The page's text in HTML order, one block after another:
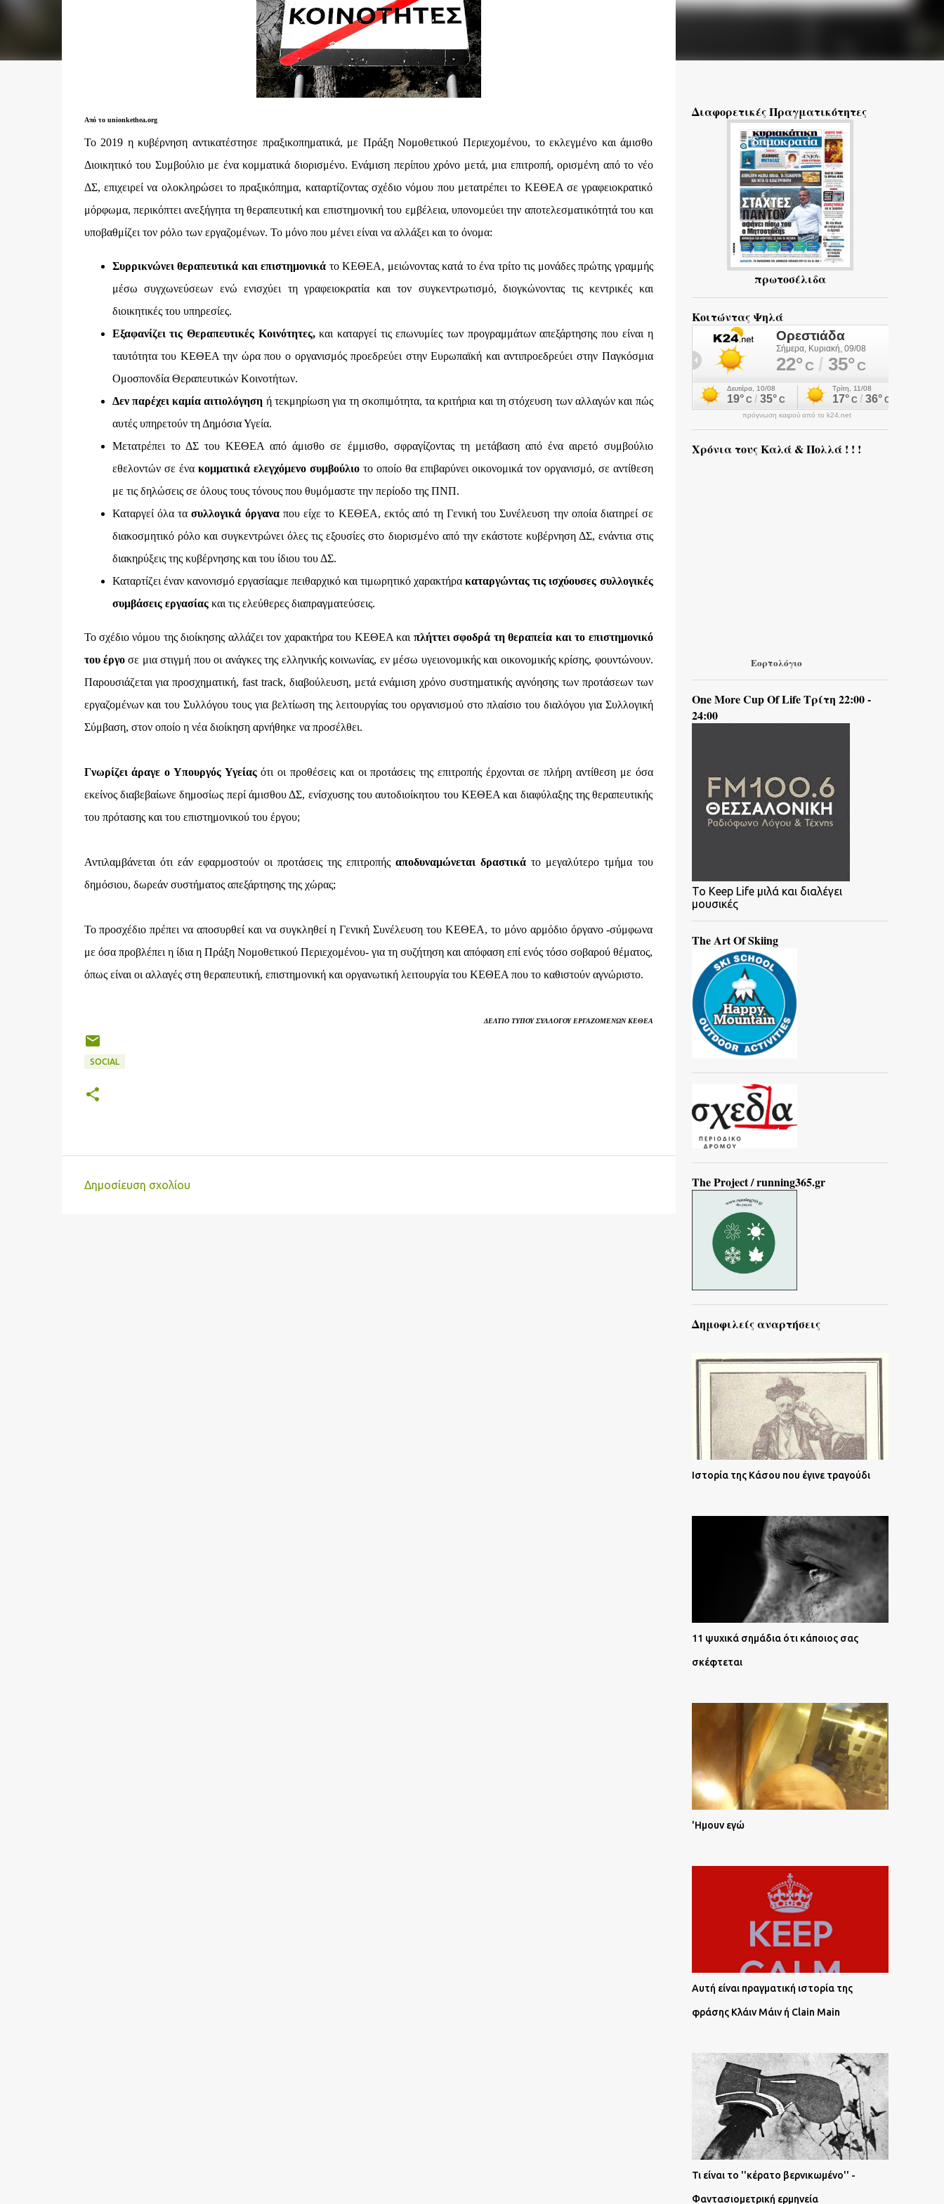
Από το unionkethea.org
Το 2019 η κυβέρνηση αντικατέστησε πραξικοπηματικά, με Πράξη Νομοθετικού Περιεχομένου, το εκλεγμένο και άμισθο
Διοικητικό του Συμβούλιο με ένα κομματικά διορισμένο. Ενάμιση περίπου χρόνο μετά, μια επιτροπή, ορισμένη από το νέο
ΔΣ, επιχειρεί να ολοκληρώσει το πραξικόπημα, καταρτίζοντας σχέδιο νόμου που μετατρέπει το ΚΕΘΕΑ σε γραφειοκρατικό
μόρφωμα, περικόπτει ανεξήγητα τη θεραπευτική και επιστημονική του εμβέλεια, υπονομεύει την αποτελεσματικότητά του και
υποβαθμίζει τον ρόλο των εργαζομένων. Το μόνο που μένει είναι να αλλάξει και το όνομα:
Συρρικνώνει θεραπευτικά και επιστημονικά το ΚΕΘΕΑ, μειώνοντας κατά το ένα τρίτο τις μονάδες πρώτης γραμμής
μέσω συγχωνεύσεων ενώ ενισχύει τη γραφειοκρατία και τον συγκεντρωτισμό, διογκώνοντας τις κεντρικές και
διοικητικές του υπηρεσίες.
Εξαφανίζει τις Θεραπευτικές Κοινότητες,και καταργεί τις επωνυμίες των προγραμμάτων απεξάρτησης που είναι η
ταυτότητα του ΚΕΘΕΑ την ώρα που ο οργανισμός προεδρεύει στην Ευρωπαϊκή και αντιπροεδρεύει στην Παγκόσμια
Ομοσπονδία Θεραπευτικών Κοινοτήτων.
Δεν παρέχει καμία αιτιολόγηση ή τεκμηρίωση για τη σκοπιμότητα, τα κριτήρια και τη στόχευση των αλλαγών και πώς
αυτές υπηρετούν τη Δημόσια Υγεία.
Μετατρέπει το ΔΣ του ΚΕΘΕΑ από άμισθο σε έμμισθο, σφραγίζοντας τη μετάβαση από ένα αιρετό συμβούλιο
εθελοντών σε ένα κομματικά ελεγχόμενο συμβούλιοτο οποίο θα επιβαρύνει οικονομικά τον οργανισμό, σε αντίθεση
με τις δηλώσεις σε όλους τους τόνους που θυμόμαστε την περίοδο της ΠΝΠ.
Καταργεί όλα τασυλλογικά όργαναπου είχε το ΚΕΘΕΑ, εκτός από τη Γενική του Συνέλευση την οποία διατηρεί σε
διακοσμητικό ρόλο και συγκεντρώνει όλες τις εξουσίες στο διορισμένο από την εκάστοτε κυβέρνηση ΔΣ, ενάντια στις
διακηρύξεις της κυβέρνησης και του ίδιου του ΔΣ.
Καταρτίζει έναν κανονισμό εργασίαςμε πειθαρχικό και τιμωρητικό χαρακτήρακαταργώντας τις ισχύουσες συλλογικές
συμβάσεις εργασίαςκαι τις ελεύθερες διαπραγματεύσεις.
Το σχέδιο νόμου της διοίκησης αλλάζει τον χαρακτήρα του ΚΕΘΕΑ και πλήττει σφοδρά τη θεραπεία και το επιστημονικό
του έργοσε μια στιγμή που οι ανάγκες της ελληνικής κοινωνίας, εν μέσω υγειονομικής και οικονομικής κρίσης, φουντώνουν.
Παρουσιάζεται για προσχηματική, fast track, διαβούλευση, μετά ενάμιση χρόνο συστηματικής αγνόησης των προτάσεων των
εργαζομένων και του Συλλόγου τους για βελτίωση της λειτουργίας του οργανισμού στο πλαίσιο του διαλόγου για Συλλογική
Σύμβαση, στον οποίο η νέα διοίκηση αρνήθηκε να προσέλθει.
Γνωρίζει άραγε ο Υπουργός Υγείαςότι οι προθέσεις και οι προτάσεις της επιτροπής έρχονται σε πλήρη αντίθεση με όσα
εκείνος διαβεβαίωνε δημοσίως περί άμισθου ΔΣ, ενίσχυσης του αυτοδιοίκητου του ΚΕΘΕΑ και διαφύλαξης της θεραπευτικής
του πρότασης και του επιστημονικού του έργου;
Αντιλαμβάνεται ότι εάν εφαρμοστούν οι προτάσεις της επιτροπήςαποδυναμώνεται δραστικά το μεγαλύτερο τμήμα του
δημόσιου, δωρεάν συστήματος απεξάρτησης της χώρας;
Το προσχέδιο πρέπει να αποσυρθεί και να συγκληθεί η Γενική Συνέλευση του ΚΕΘΕΑ, το μόνο αρμόδιο όργανο -σύμφωνα
με όσα προβλέπει η ίδια η Πράξη Νομοθετικού Περιεχομένου- για τη συζήτηση και απόφαση επί ενός τόσο σοβαρού θέματος,
όπως είναι οι αλλαγές στη θεραπευτική, επιστημονική και οργανωτική λειτουργία του ΚΕΘΕΑ που το καθιστούν αγνώριστο.
ΔΕΛΤΙΟ ΤΥΠΟΥ ΣΥΛΛΟΓΟΥ ΕΡΓΑΖΟΜΕΝΩΝ ΚΕΘΕΑ
SOCIAL
Δημοσίευση σχολίου
Διαφορετικές Πραγματικότητες
πρωτοσέλιδα
Κοιτώντας Ψηλά
πρόγνωση καιρού από το k24.net
Χρόνια τους Καλά & Πολλά ! ! !
Εορτολόγιο
One More Cup Of Life Τρίτη 22:00 -
24:00
To Keep Life μιλά και διαλέγει
μουσικές
The Art Of Skiing
The Project / running365.gr
Δημοφιλείς αναρτήσεις
Ιστορία της Κάσου που έγινε τραγούδι
11 ψυχικά σημάδια ότι κάποιος σας
σκέφτεται
'Ημουν εγώ
Αυτή είναι πραγματική ιστορία της
φράσης Κλάιν Μάιν ή Clain Main
Τι είναι το ''κέρατο βερνικωμένο'' -
Φαντασιομετρική ερμηνεία